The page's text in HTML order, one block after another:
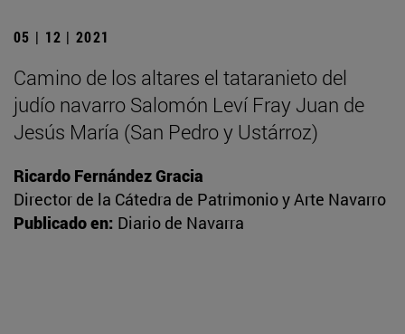
05 | 12 | 2021
Camino de los altares el tataranieto del
judío navarro Salomón Leví Fray Juan de
Jesús María (San Pedro y Ustárroz)
Ricardo Fernández Gracia
Director de la Cátedra de Patrimonio y Arte Navarro
Publicado en: Diario de Navarra